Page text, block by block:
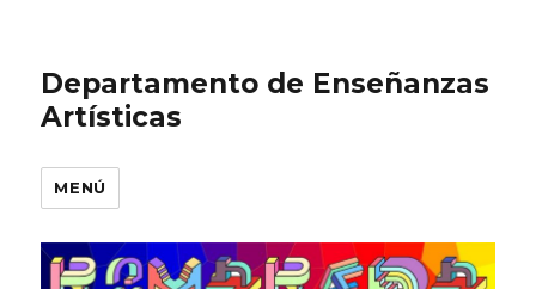
Departamento de Enseñanzas
Artísticas
MENÚ